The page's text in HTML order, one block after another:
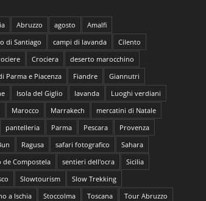
Abruzzo agosto
Amalfi
di Santiago
campi di lavanda
Cilento
Crociera
deserto marocchino
Parma e Piacenza
Fiandre
Giannutri
Isola del Giglio lavanda
Luoghi verdiani
Marocco Marrakech
mercatini di Natale
pantelleria Parma Pescara
Provenza
Ragusa safari fotografico
Sahara
de Compostela
sentieri dell'ocra
Sicilia
Slowtourism
Slow Trekking
a Ischia
Stoccolma Toscana
Tour Abruzzo